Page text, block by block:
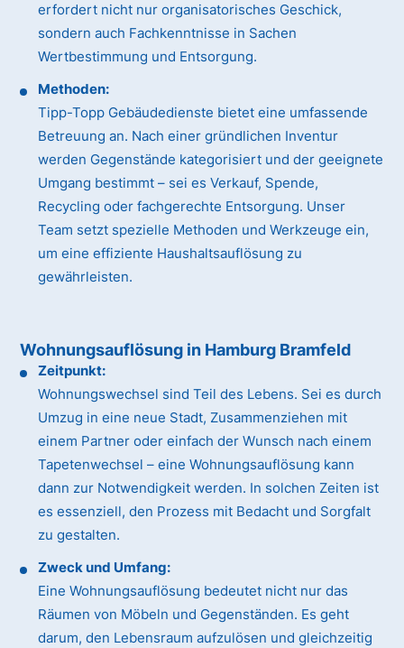
erfordert nicht nur organisatorisches Geschick,
sondern auch Fachkenntnisse in Sachen
Wertbestimmung und Entsorgung.
Methoden:
Tipp-Topp Gebäudedienste bietet eine umfassende
Betreuung an. Nach einer gründlichen Inventur
werden Gegenstände kategorisiert und der geeignete
Umgang bestimmt – sei es Verkauf, Spende,
Recycling oder fachgerechte Entsorgung. Unser
Team setzt spezielle Methoden und Werkzeuge ein,
um eine effiziente Haushaltsauflösung zu
gewährleisten.
Wohnungsauflösung in Hamburg Bramfeld
Zeitpunkt:
Wohnungswechsel sind Teil des Lebens. Sei es durch
Umzug in eine neue Stadt, Zusammenziehen mit
einem Partner oder einfach der Wunsch nach einem
Tapetenwechsel – eine Wohnungsauflösung kann
dann zur Notwendigkeit werden. In solchen Zeiten ist
es essenziell, den Prozess mit Bedacht und Sorgfalt
zu gestalten.
Zweck und Umfang:
Eine Wohnungsauflösung bedeutet nicht nur das
Räumen von Möbeln und Gegenständen. Es geht
darum, den Lebensraum aufzulösen und gleichzeitig